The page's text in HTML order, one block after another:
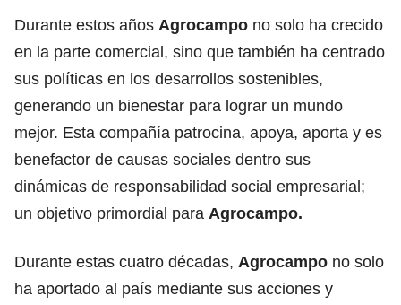
Durante estos años Agrocampo no solo ha crecido
en la parte comercial, sino que también ha centrado
sus políticas en los desarrollos sostenibles,
generando un bienestar para lograr un mundo
mejor. Esta compañía patrocina, apoya, aporta y es
benefactor de causas sociales dentro sus
dinámicas de responsabilidad social empresarial;
un objetivo primordial para Agrocampo.
Durante estas cuatro décadas, Agrocampo no solo
ha aportado al país mediante sus acciones y